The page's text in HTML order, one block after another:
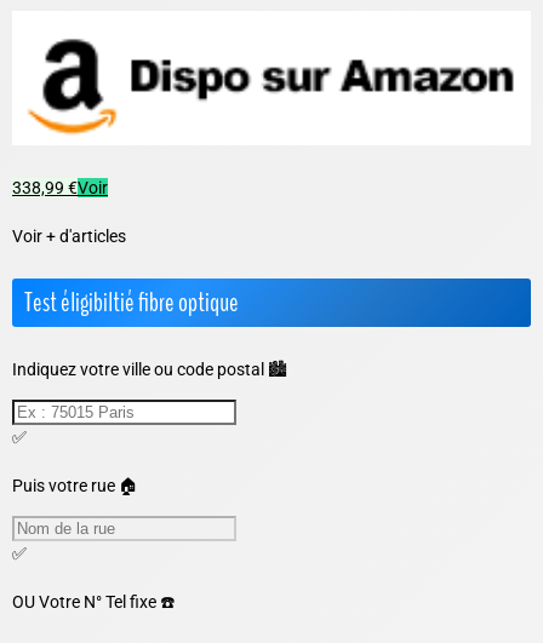
338,99 €Voir
Voir + d'articles
Test éligibiltié fibre optique
Indiquez votre ville ou code postal 🏙️
✅
Puis votre rue 🏠
✅
OUVotre N° Tel fixe ☎️